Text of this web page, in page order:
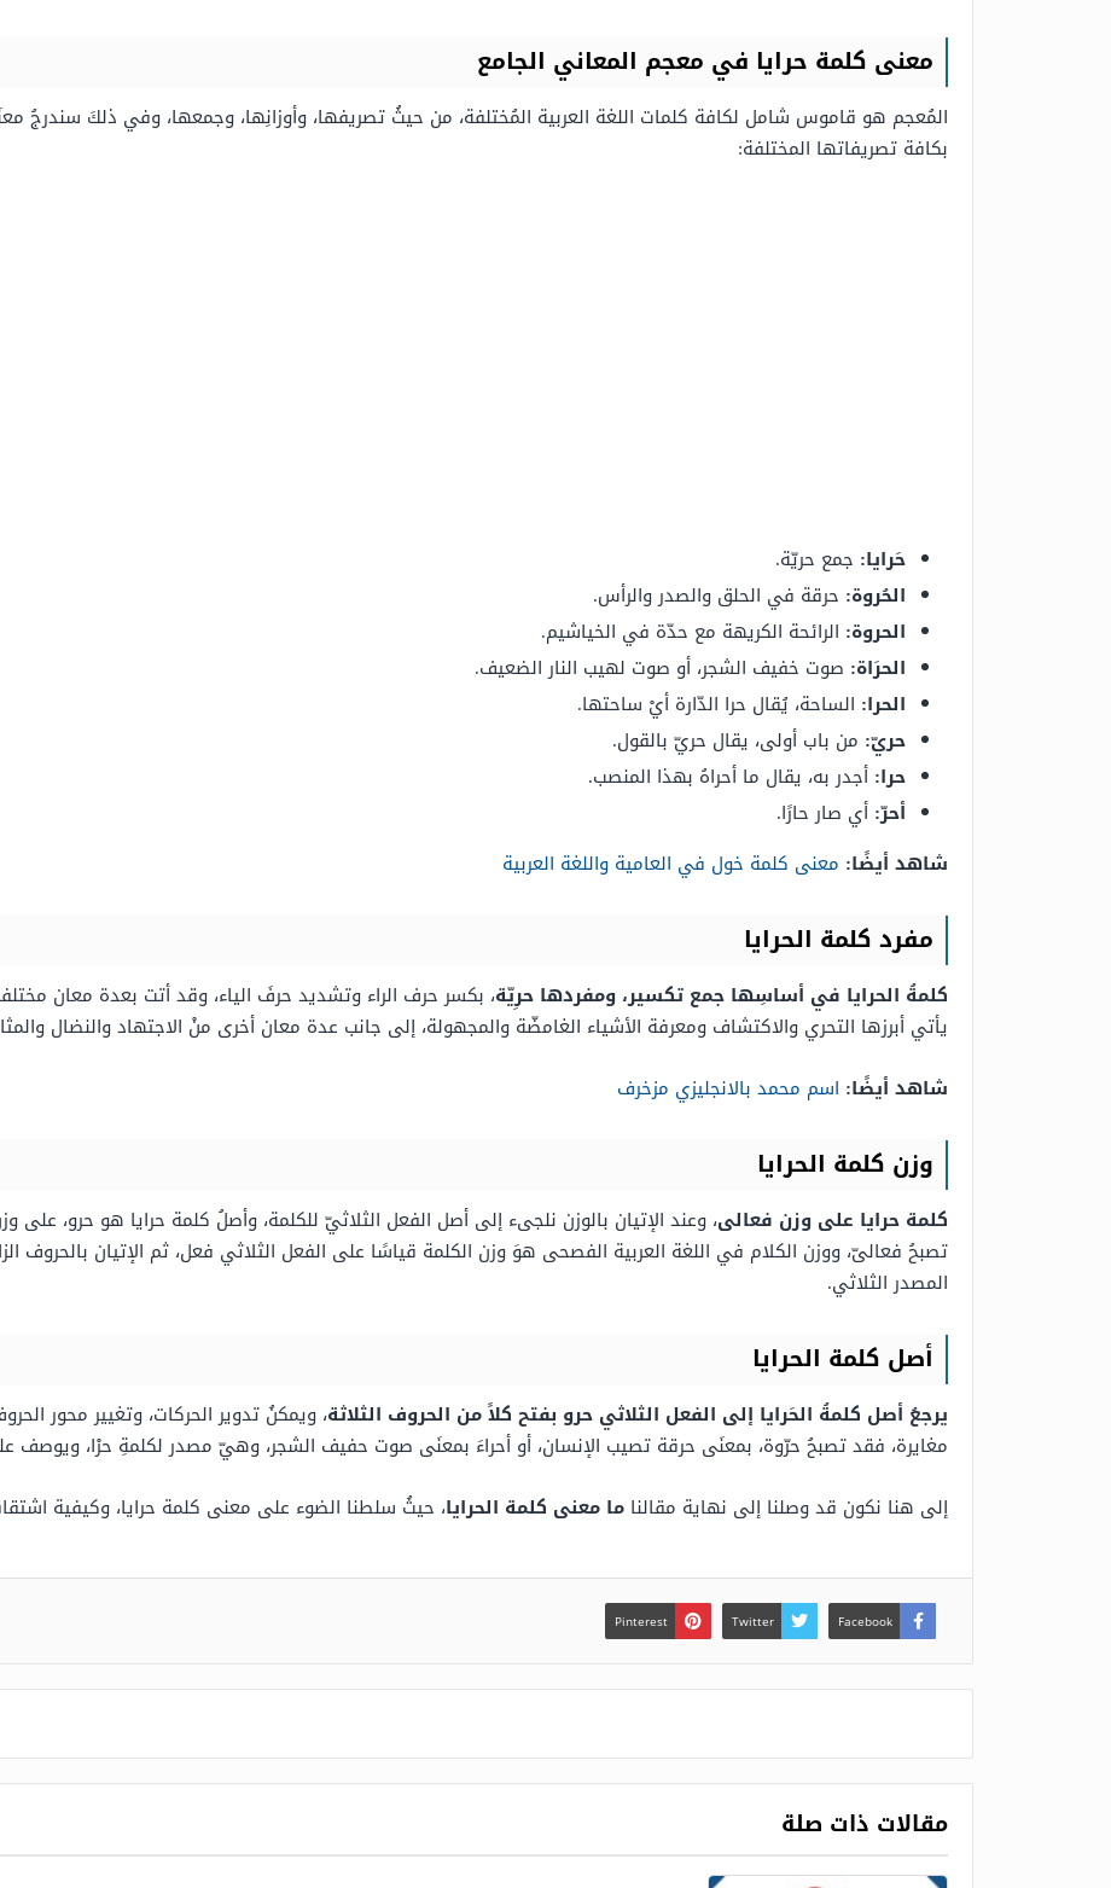
معنى كلمة حرايا في معجم المعاني الجامع
المُعجم هو قاموس شامل لكافة كلمات اللغة العربية المُختلفة، من حيثُ تصريفها، وأوزانِها، وجمعها، وفي ذلكَ سندرجُ
بكافة تصريفاتها المختلفة:
حَرايا: جمع حريّة.
الحُروة: حرقة في الحلق والصدر والرأس.
الحروة: الرائحة الكريهة مع حدّة في الخياشيم.
الحرَاة: صوت خفيف الشجر، أو صوت لهيب النار الضعيف.
الحرا: الساحة، يُقال حرا الدّارة أيْ ساحتها.
حريّ: من باب أولى، يقال حريّ بالقول.
حرا: أجدر به، يقال ما أحراهُ بهذا المنصب.
أحرّ: أي صار حارًا.
شاهد أيضًا: معنى كلمة خول في العامية واللغة العربية
مفرد كلمة الحرايا
كلمةُ الحرايا في أساسِها جمع تكسير، ومفردها حرِيّة، بكسر حرف الراء وتشديد حرفَ الياء، وقد أتت بعدة معان
يأتي أبرزها التحري والاكتشاف ومعرفة الأشياء الغامضّة والمجهولة، إلى جانب عدة معان أخرى منْ الاجتهاد والنضال
شاهد أيضًا: اسم محمد بالانجليزي مزخرف
وزن كلمة الحرايا
كلمة حرايا على وزن فعالى، وعند الإتيان بالوزن نلجىء إلى أصل الفعل الثلاثيّ للكلمة، وأصلُ كلمة حرايا هو حرو،
تصبحُ فعالىّ، ووزن الكلام في اللغة العربية الفصحى هوَ وزن الكلمة قياسًا على الفعل الثلاثي فعل، ثم الإتيان بالحروف
المصدر الثلاثي.
أصل كلمة الحرايا
يرجعُ أصل كلمةُ الحَرايا إلى الفعل الثلاثي حرو بفتح كلاً من الحروف الثلاثة، ويمكنُ تدوير الحركات، وتغيير محور
مغايرة، فقد تصبحُ حرّوة، بمعنَى حرقة تصيب الإنسان، أو أحراءَ بمعنَى صوت حفيف الشجر، وهيّ مصدر لكلمةِ حرْا، ويوصف
إلى هنا نكون قد وصلنا إلى نهاية مقالنا ما معنى كلمة الحرايا، حيثُ سلطنا الضوء على معنى كلمة حرايا، وكيفية
Facebook
Twitter
Pinterest
مقالات ذات صلة